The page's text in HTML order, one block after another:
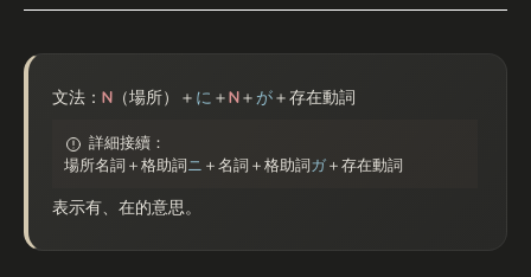
文法： N （場所）＋ に ＋N＋ が＋存在動詞
詳細接續：
場所名詞＋格助詞 ニ ＋名詞＋格助詞 ガ ＋存在動詞
表示有、在的意思。